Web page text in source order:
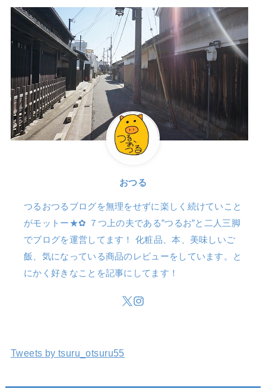
おつる
つるおつるブログを無理をせずに楽しく続けていこと
がモットー★✿ ７つ上の夫である”つるお”と二人三脚
でブログを運営してます！ 化粧品、本、美味しいご
飯、気になっている商品のレビューをしています。と
にかく好きなことを記事にしてます！
Tweets by tsuru_otsuru55